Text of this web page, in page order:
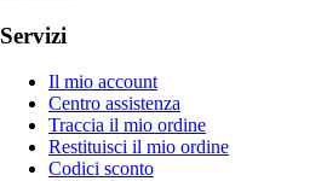
Servizi
Il mio account
Centro assistenza
Traccia il mio ordine
Restituisci il mio ordine
Codici sconto